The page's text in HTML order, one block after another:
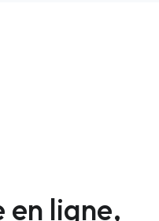
en ligne,